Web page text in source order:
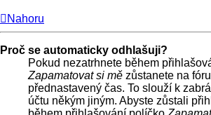
Nahoru
Proč se automaticky odhlašuji?
Pokud nezatrhnete během
Zapamatovat si mě zůstanete na
přednastavený čas. To slouží k
účtu někým jiným. Abyste zůstali